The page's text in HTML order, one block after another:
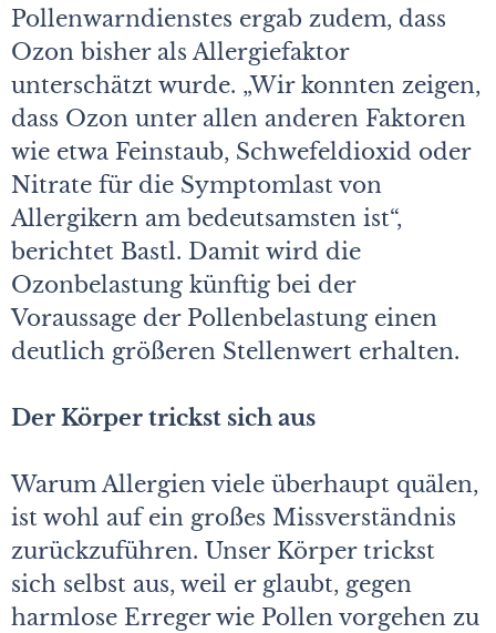
Pollenwarndienstes ergab zudem, dass
Ozon bisher als Allergiefaktor
unterschätzt wurde. „Wir konnten zeigen,
dass Ozon unter allen anderen Faktoren
wie etwa Feinstaub, Schwefeldioxid oder
Nitrate für die Symptomlast von
Allergikern am bedeutsamsten ist“,
berichtet Bastl. Damit wird die
Ozonbelastung künftig bei der
Voraussage der Pollenbelastung einen
deutlich größeren Stellenwert erhalten.
Der Körper trickst sich aus
Warum Allergien viele überhaupt quälen,
ist wohl auf ein großes Missverständnis
zurückzuführen. Unser Körper trickst
sich selbst aus, weil er glaubt, gegen
harmlose Erreger wie Pollen vorgehen zu